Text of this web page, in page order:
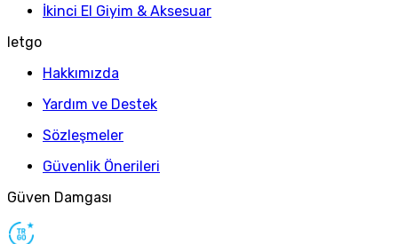
İkinci El Giyim & Aksesuar
letgo
Hakkımızda
Yardım ve Destek
Sözleşmeler
Güvenlik Önerileri
Güven Damgası